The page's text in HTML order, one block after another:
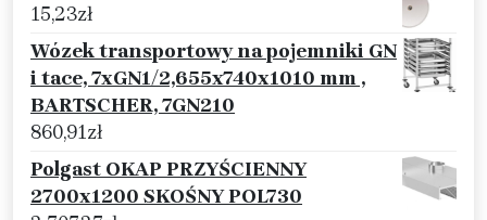
15,23zł
Wózek transportowy na pojemniki GN
i tace, 7xGN1/2,655x740x1010 mm ,
BARTSCHER, 7GN210
860,91zł
Polgast OKAP PRZYŚCIENNY
2700x1200 SKOŚNY POL730